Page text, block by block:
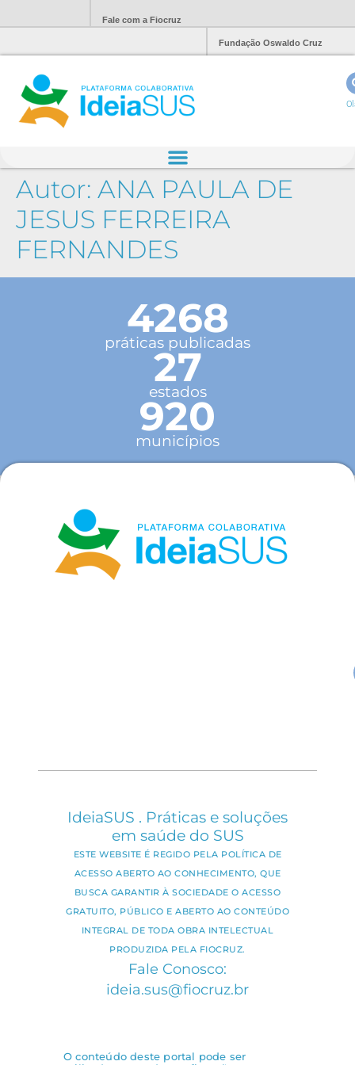
Fale com a Fiocruz
Fundação Oswaldo Cruz
Autor: ANA PAULA DE
JESUS FERREIRA
FERNANDES
4268
práticas publicadas
27
estados
920
municípios
IdeiaSUS . Práticas e soluções
em saúde do SUS
ESTE WEBSITE É REGIDO PELA POLÍTICA DE
ACESSO ABERTO AO CONHECIMENTO, QUE
BUSCA GARANTIR À SOCIEDADE O ACESSO
GRATUITO, PÚBLICO E ABERTO AO CONTEÚDO
INTEGRAL DE TODA OBRA INTELECTUAL
PRODUZIDA PELA FIOCRUZ.
Fale Conosco:
ideia.sus@fiocruz.br
O conteúdo deste portal pode ser